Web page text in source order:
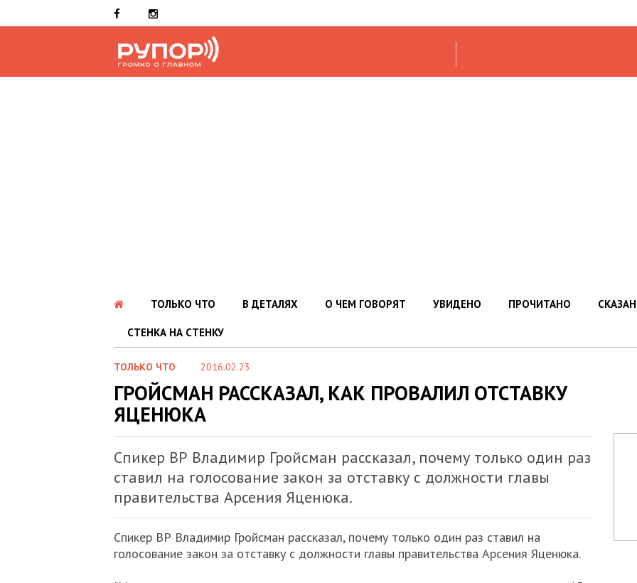
ТОЛЬКО ЧТО В ДЕТАЛЯХ О ЧЕМ ГОВОРЯТ УВИДЕНО ПРОЧИТАНО
СТЕНКА НА СТЕНКУ
ТОЛЬКО ЧТО 2016.02.23
ГРОЙСМАН РАССКАЗАЛ, КАК ПРОВАЛИЛ ОТСТАВКУ
ЯЦЕНЮКА
Спикер ВР Владимир Гройсман рассказал, почему только один раз
ставил на голосование закон за отставку с должности главы
правительства Арсения Яценюка.
Спикер ВР Владимир Гройсман рассказал, почему только один раз ставил на
голосование закон за отставку с должности главы правительства Арсения Яценюка.